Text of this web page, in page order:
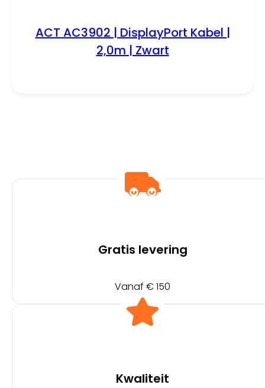
ACT AC3902 | DisplayPort Kabel |
2,0m | Zwart
Gratis levering
Vanaf € 150
Kwaliteit